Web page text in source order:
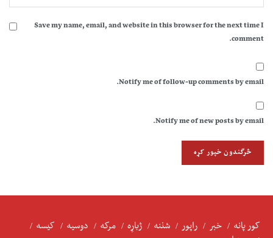
Save my name, email, and website in this browser for the next time I
comment.
Notify me of follow-up comments by email.
Notify me of new posts by email.
کور پانه خبر راپور شننه ژباړه مرکه دوسیه
کیسه